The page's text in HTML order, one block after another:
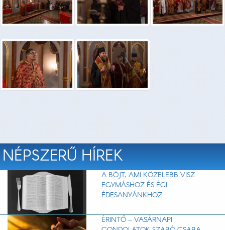
NÉPSZERŰ HÍREK
A BÖJT, AMI KÖZELEBB VISZ
EGYMÁSHOZ ÉS ÉGI
ÉDESANYÁNKHOZ
ÉRINTŐ – VASÁRNAPI